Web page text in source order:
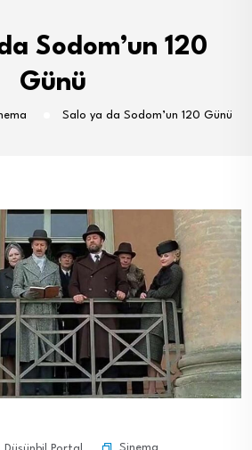
Sodom’un 120
Günü
Salo ya da Sodom’un 120 Günü